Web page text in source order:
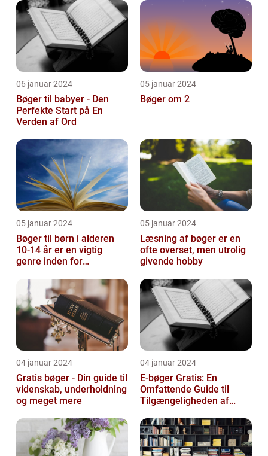
forskellige...
06 januar 2024
Bøger til babyer - Den
Perfekte Start på En
Verden af Ord
05 januar 2024
Bøger om 2
05 januar 2024
Bøger til børn i alderen
10-14 år er en vigtig
genre inden for
afgørend...
05 januar 2024
Læsning af bøger er en
ofte overset, men utrolig
givende hobby
04 januar 2024
Gratis bøger - Din guide til
videnskab, underholdning
og meget mere
04 januar 2024
E-bøger Gratis: En
Omfattende Guide til
Tilgængeligheden af